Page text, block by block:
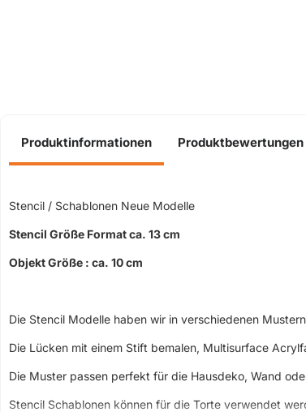
Produktinformationen Produktbewertungen
Stencil / Schablonen Neue Modelle
Stencil Größe Format ca. 13 cm
Objekt Größe : ca. 10 cm
Die Stencil Modelle haben wir in verschiedenen
Die Lücken mit einem Stift bemalen, Multisurface
Die Muster passen perfekt für die Hausdeko, Wand
Stencil Schablonen können für die Torte verwendet